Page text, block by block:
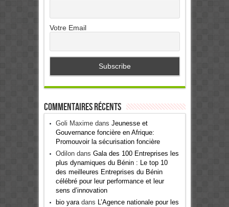
Votre Email
Commentaires récents
Goli Maximedans Jeunesse et
Gouvernance foncière en Afrique:
Promouvoir la sécurisation foncière
Odilondans Gala des 100 Entreprises les
plus dynamiques du Bénin : Le top 10
des meilleures Entreprises du Bénin
célébré pour leur performance et leur
sens d’innovation
bio yaradans L’Agence nationale pour les